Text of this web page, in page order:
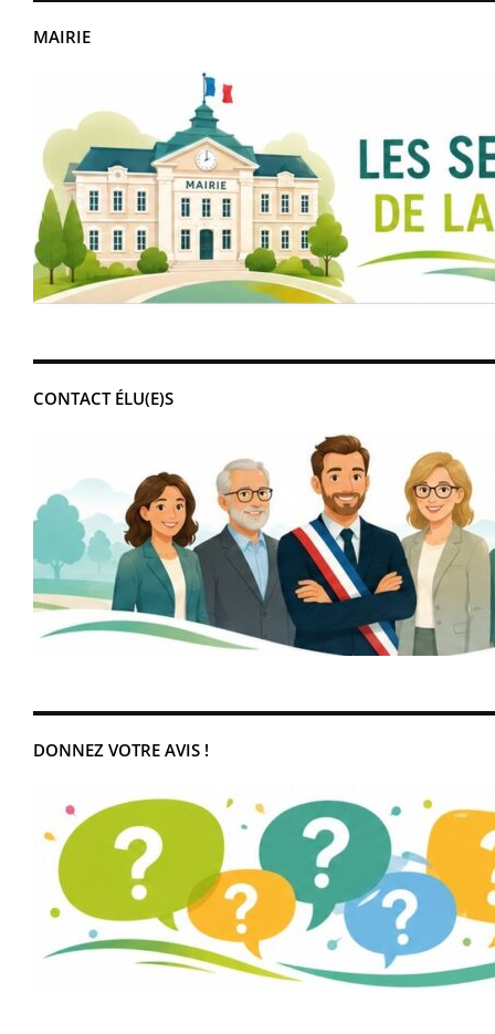
MAIRIE
CONTACT ÉLU(E)S
DONNEZ VOTRE AVIS !